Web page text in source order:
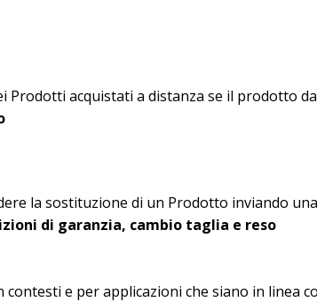
Prodotti acquistati a distanza se il prodotto
la sostituzione di un Prodotto inviando
di garanzia, cambio taglia e reso
e per applicazioni che siano in linea